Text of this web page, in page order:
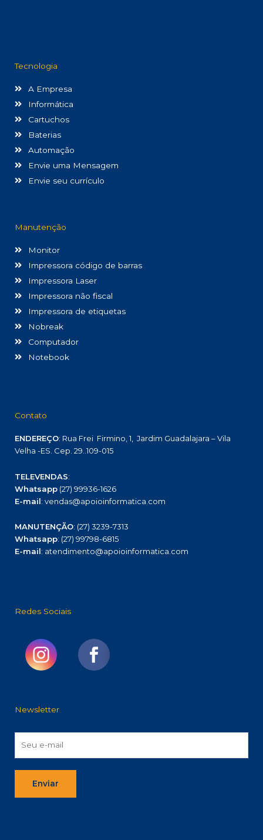
Tecnologia
A Empresa
Informática
Cartuchos
Baterias
Automação
Envie uma Mensagem
Envie seu currículo
Manutenção
Monitor
Impressora código de barras
Impressora Laser
Impressora não fiscal
Impressora de etiquetas
Nobreak
Computador
Notebook
Contato
ENDEREÇO: Rua Frei Firmino, 1, Jardim Guadalajara – Vila
Velha -ES. Cep. 29..109-015
TELEVENDAS:
Whatsapp (27) 99936-1626
E-mail: vendas@apoioinformatica.com
MANUTENÇÃO: (27) 3239-7313
Whatsapp: (27) 99798-6815
E-mail: atendimento@apoioinformatica.com
Redes Sociais
Newsletter
Enviar